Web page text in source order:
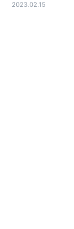
2023.02.15